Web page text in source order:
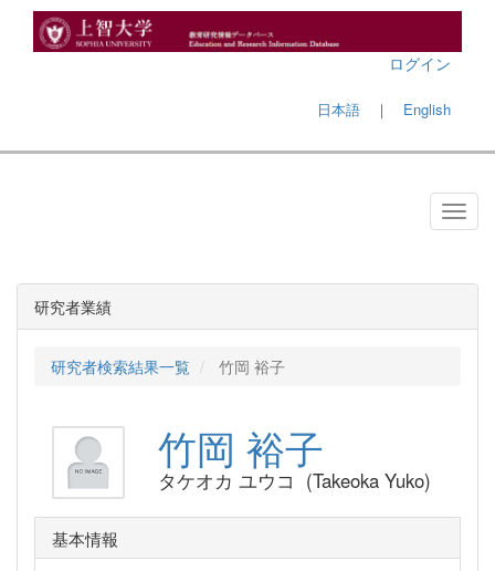
ログイン
日本語 ｜ English
研究者業績
研究者検索結果一覧 竹岡 裕子
竹岡 裕子
タケオカ ユウコ (Takeoka Yuko)
基本情報